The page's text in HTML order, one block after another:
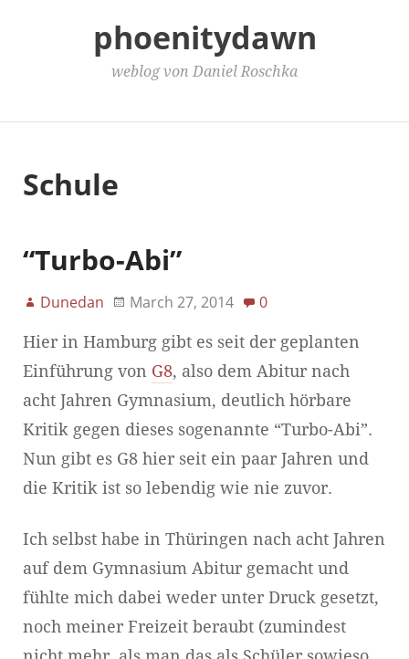
phoenitydawn
weblog von Daniel Roschka
Schule
“Turbo-Abi”
Dunedan March 27, 2014 0
Hier in Hamburg gibt es seit der geplanten
Einführung von G8, also dem Abitur nach
acht Jahren Gymnasium, deutlich hörbare
Kritik gegen dieses sogenannte “Turbo-Abi”.
Nun gibt es G8 hier seit ein paar Jahren und
die Kritik ist so lebendig wie nie zuvor.
Ich selbst habe in Thüringen nach acht Jahren
auf dem Gymnasium Abitur gemacht und
fühlte mich dabei weder unter Druck gesetzt,
noch meiner Freizeit beraubt (zumindest